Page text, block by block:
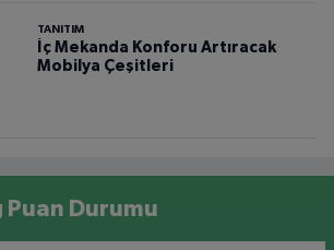
TANITIM
İç Mekanda Konforu Artıracak
Mobilya Çeşitleri
Puan Durumu